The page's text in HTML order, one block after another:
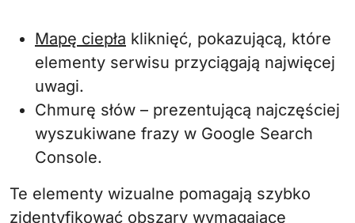
Mapę ciepła kliknięć, pokazującą, które
elementy serwisu przyciągają najwięcej
uwagi.
Chmurę słów – prezentującą najczęściej
wyszukiwane frazy w Google Search
Console.
Te elementy wizualne pomagają szybko
zidentyfikować obszary wymagające